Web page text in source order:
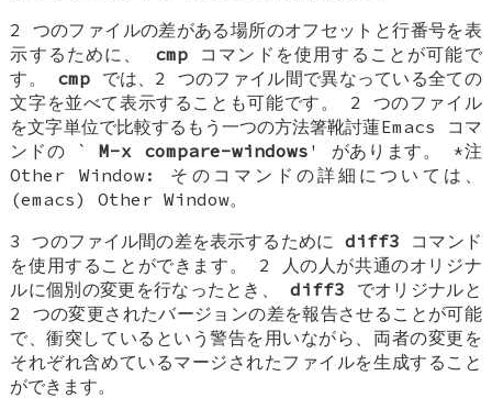
2 つのファイルの差がある場所のオフセットと行番号を表
示するために、 cmpコマンドを使用することが可能で
す。 cmp では、2 つのファイル間で異なっている全ての
文字を並べて表示することも可能です。 2 つのファイル
を文字単位で比較するもう一つの方法箸靴討蓮Emacs コマ
ンドの `M-x compare-windows ' があります。 *注
Other Window: そのコマンドの詳細については、
(emacs) Other Window。
3 つのファイル間の差を表示するためにdiff3 コマンド
を使用することができます。 2 人の人が共通のオリジナ
ルに個別の変更を行なったとき、diff3 でオリジナルと
2 つの変更されたバージョンの差を報告させることが可能
で、衝突しているという警告を用いながら、両者の変更を
それぞれ含めているマージされたファイルを生成すること
ができます。